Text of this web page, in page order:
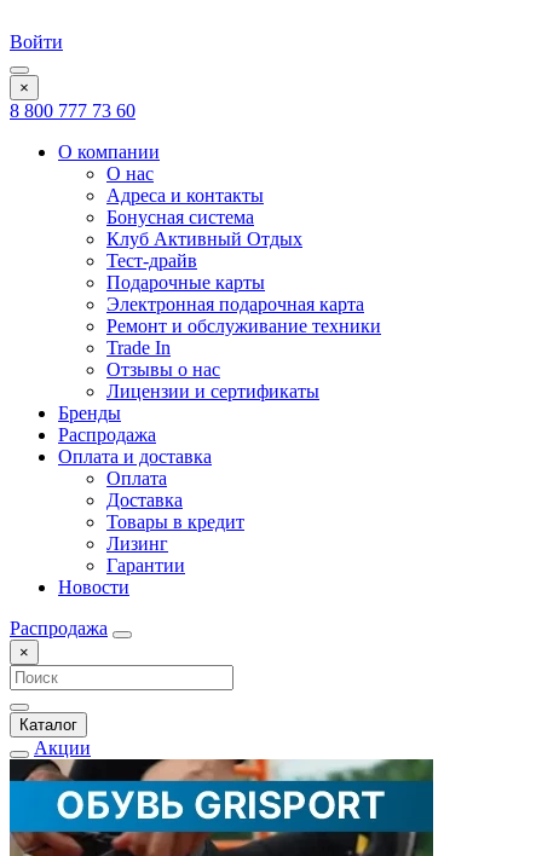
Войти
×
8 800 777 73 60
О компании
О нас
Адреса и контакты
Бонусная система
Клуб Активный Отдых
Тест-драйв
Подарочные карты
Электронная подарочная карта
Ремонт и обслуживание техники
Trade In
Отзывы о нас
Лицензии и сертификаты
Бренды
Распродажа
Оплата и доставка
Оплата
Доставка
Товары в кредит
Лизинг
Гарантии
Новости
Распродажа
×
Каталог
Акции